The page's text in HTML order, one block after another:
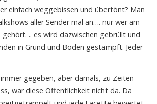
einfach weggebissen und übertönt? Man
aller Sender mal an…. nur wer am
.. es wird dazwischen gebrüllt und
in Grund und Boden gestampft. Jeder
gegeben, aber damals, zu Zeiten
war diese Öffentlichkeit nicht da. Da